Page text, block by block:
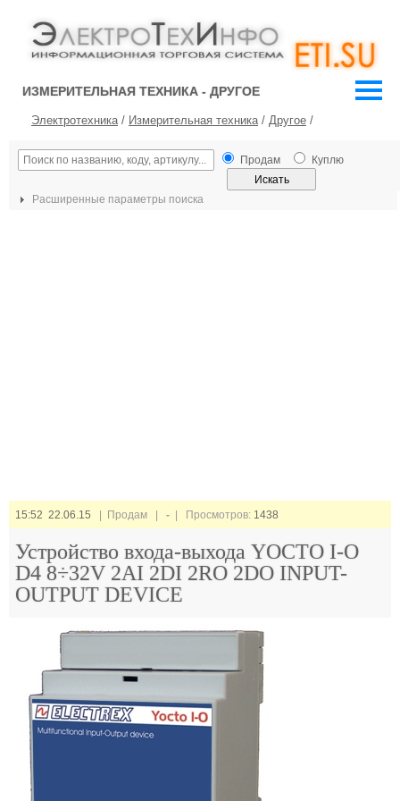
ИЗМЕРИТЕЛЬНАЯ ТЕХНИКА - ДРУГОЕ
Электротехника/ Измерительная техника/ Другое /
Продам Куплю
Расширенные параметры поиска
15:52 22.06.15 | Продам | - | Просмотров: 1438
Устройство входа-выхода YOCTO I-O
D4 8÷32V 2AI 2DI 2RO 2DO INPUT-
OUTPUT DEVICE